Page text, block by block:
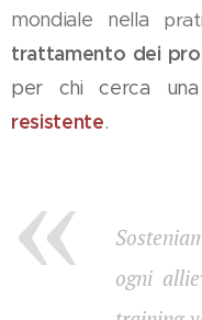
mondiale nella
trattamento dei
per chi cerca una
resistente.
ogni